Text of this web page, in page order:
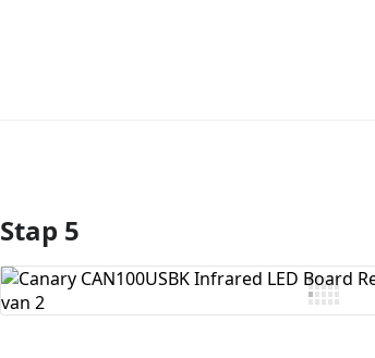
Voeg opmerking toe
Stap 5